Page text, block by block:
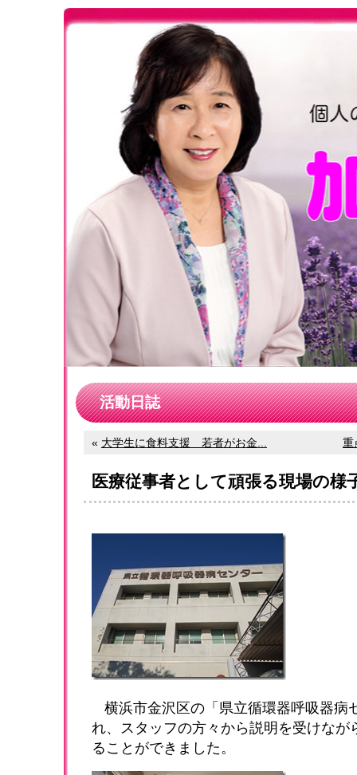
活動日誌
« 大学生に食料支援 若者がお金... 重
医療従事者として頑張る現場の様
横浜市金沢区の「県立循環器呼吸器病
れ、スタッフの方々から説明を受けなが
ることができました。